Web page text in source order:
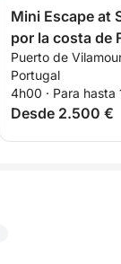
Mini Escape at
por la costa de
Puerto de
Portugal
4h00 · Para hasta
Desde 2.500 €